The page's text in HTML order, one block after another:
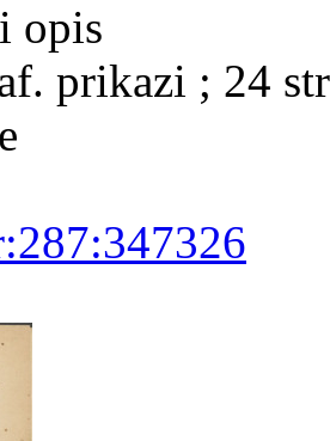
opis
prikazi ; 24